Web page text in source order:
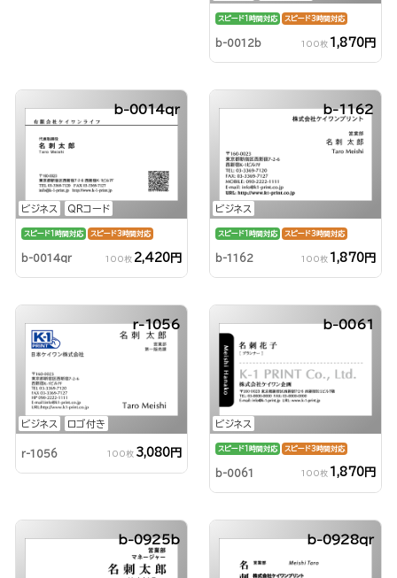
スピード1時間対応 スピード3時間対応
b-0012b 100枚 1,870円
ビジネス QRコード
b-0014qr
スピード1時間対応 スピード3時間対応
b-0014qr 100枚 2,420円
ビジネス
b-1162
スピード1時間対応 スピード3時間対応
b-1162 100枚 1,870円
ビジネス ロゴ付き
r-1056
r-1056 100枚 3,080円
ビジネス
b-0061
スピード1時間対応 スピード3時間対応
b-0061 100枚 1,870円
b-0925b b-0928qr